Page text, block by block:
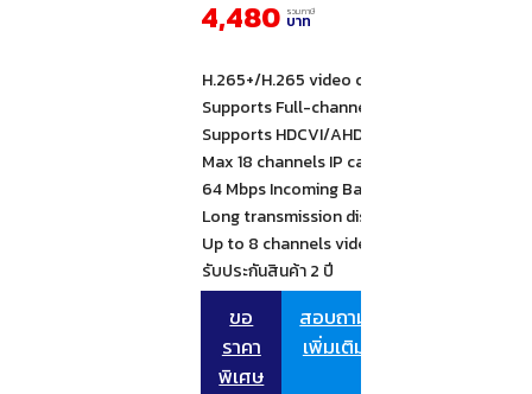
4,480 รวมภาษี
บาท
H.265+/H.265 video compression
Supports Full-channel AI-Coding
Supports HDCVI/AHD/TVI/CVBS/IP video
Max 18 channels IP camera inputs, each
64 Mbps Incoming Bandwidth
Long transmission distance over coax
Up to 8 channels video stream ( analog
รับประกันสินค้า 2 ปี
ขอ
ราคา
พิเศษ
สอบถาม
เพิ่มเติม